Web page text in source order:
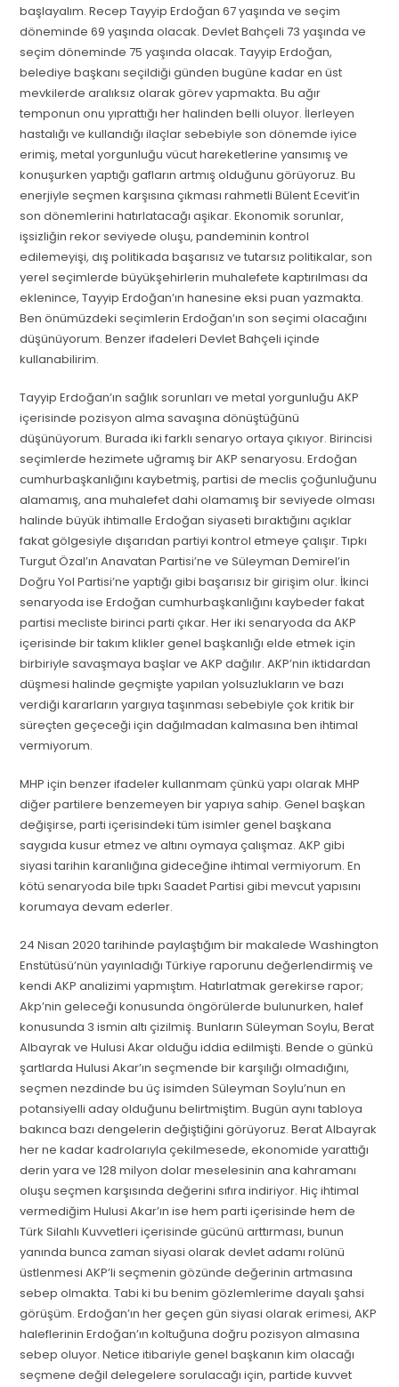
başlayalım. Recep Tayyip Erdoğan 67 yaşında ve seçim
döneminde 69 yaşında olacak. Devlet Bahçeli 73 yaşında ve
seçim döneminde 75 yaşında olacak. Tayyip Erdoğan,
belediye başkanı seçildiği günden bugüne kadar en üst
mevkilerde aralıksız olarak görev yapmakta. Bu ağır
temponun onu yıprattığı her halinden belli oluyor. İlerleyen
hastalığı ve kullandığı ilaçlar sebebiyle son dönemde iyice
erimiş, metal yorgunluğu vücut hareketlerine yansımış ve
konuşurken yaptığı gafların artmış olduğunu görüyoruz. Bu
enerjiyle seçmen karşısına çıkması rahmetli Bülent Ecevit’in
son dönemlerini hatırlatacağı aşikar. Ekonomik sorunlar,
işsizliğin rekor seviyede oluşu, pandeminin kontrol
edilemeyişi, dış politikada başarısız ve tutarsız politikalar, son
yerel seçimlerde büyükşehirlerin muhalefete kaptırılması da
eklenince, Tayyip Erdoğan’ın hanesine eksi puan yazmakta.
Ben önümüzdeki seçimlerin Erdoğan’ın son seçimi olacağını
düşünüyorum. Benzer ifadeleri Devlet Bahçeli içinde
kullanabilirim.
Tayyip Erdoğan’ın sağlık sorunları ve metal yorgunluğu AKP
içerisinde pozisyon alma savaşına dönüştüğünü
düşünüyorum. Burada iki farklı senaryo ortaya çıkıyor. Birincisi
seçimlerde hezimete uğramış bir AKP senaryosu. Erdoğan
cumhurbaşkanlığını kaybetmiş, partisi de meclis çoğunluğunu
alamamış, ana muhalefet dahi olamamış bir seviyede olması
halinde büyük ihtimalle Erdoğan siyaseti bıraktığını açıklar
fakat gölgesiyle dışarıdan partiyi kontrol etmeye çalışır. Tıpkı
Turgut Özal’ın Anavatan Partisi’ne ve Süleyman Demirel’in
Doğru Yol Partisi’ne yaptığı gibi başarısız bir girişim olur. İkinci
senaryoda ise Erdoğan cumhurbaşkanlığını kaybeder fakat
partisi mecliste birinci parti çıkar. Her iki senaryoda da AKP
içerisinde bir takım klikler genel başkanlığı elde etmek için
birbiriyle savaşmaya başlar ve AKP dağılır. AKP’nin iktidardan
düşmesi halinde geçmişte yapılan yolsuzlukların ve bazı
verdiği kararların yargıya taşınması sebebiyle çok kritik bir
süreçten geçeceği için dağılmadan kalmasına ben ihtimal
vermiyorum.
MHP için benzer ifadeler kullanmam çünkü yapı olarak MHP
diğer partilere benzemeyen bir yapıya sahip. Genel başkan
değişirse, parti içerisindeki tüm isimler genel başkana
saygıda kusur etmez ve altını oymaya çalışmaz. AKP gibi
siyasi tarihin karanlığına gideceğine ihtimal vermiyorum. En
kötü senaryoda bile tıpkı Saadet Partisi gibi mevcut yapısını
korumaya devam ederler.
24 Nisan 2020 tarihinde paylaştığım bir makalede Washington
Enstütüsü’nün yayınladığı Türkiye raporunu değerlendirmiş ve
kendi AKP analizimi yapmıştım. Hatırlatmak gerekirse rapor;
Akp’nin geleceği konusunda öngörülerde bulunurken, halef
konusunda 3 ismin altı çizilmiş. Bunların Süleyman Soylu, Berat
Albayrak ve Hulusi Akar olduğu iddia edilmişti. Bende o günkü
şartlarda Hulusi Akar’ın seçmende bir karşılığı olmadığını,
seçmen nezdinde bu üç isimden Süleyman Soylu’nun en
potansiyelli aday olduğunu belirtmiştim. Bugün aynı tabloya
bakınca bazı dengelerin değiştiğini görüyoruz. Berat Albayrak
her ne kadar kadrolarıyla çekilmesede, ekonomide yarattığı
derin yara ve 128 milyon dolar meselesinin ana kahramanı
oluşu seçmen karşısında değerini sıfıra indiriyor. Hiç ihtimal
vermediğim Hulusi Akar’ın ise hem parti içerisinde hem de
Türk Silahlı Kuvvetleri içerisinde gücünü arttırması, bunun
yanında bunca zaman siyasi olarak devlet adamı rolünü
üstlenmesi AKP’li seçmenin gözünde değerinin artmasına
sebep olmakta. Tabi ki bu benim gözlemlerime dayalı şahsi
görüşüm. Erdoğan’ın her geçen gün siyasi olarak erimesi, AKP
haleflerinin Erdoğan’ın koltuğuna doğru pozisyon almasına
sebep oluyor. Netice itibariyle genel başkanın kim olacağı
seçmene değil delegelere sorulacağı için, partide kuvvet